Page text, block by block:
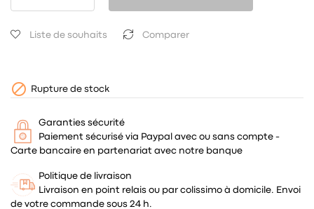
Liste de souhaits Comparer
 Rupture de stock
Garanties sécurité
Paiement sécurisé via Paypal avec ou sans compte -
Carte bancaire en partenariat avec notre banque
Politique de livraison
Livraison en point relais ou par colissimo à domicile. Envoi
de votre commande sous 24 h.